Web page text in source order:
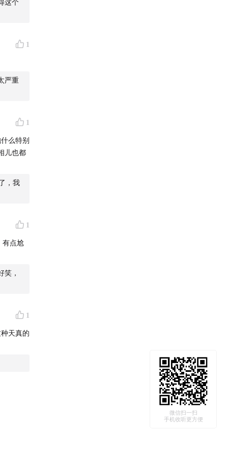
这个
1
严重
1
么特别
儿也都
，我
1
有点尬
笑，
1
天真的
微信扫一扫
手机收听更方便